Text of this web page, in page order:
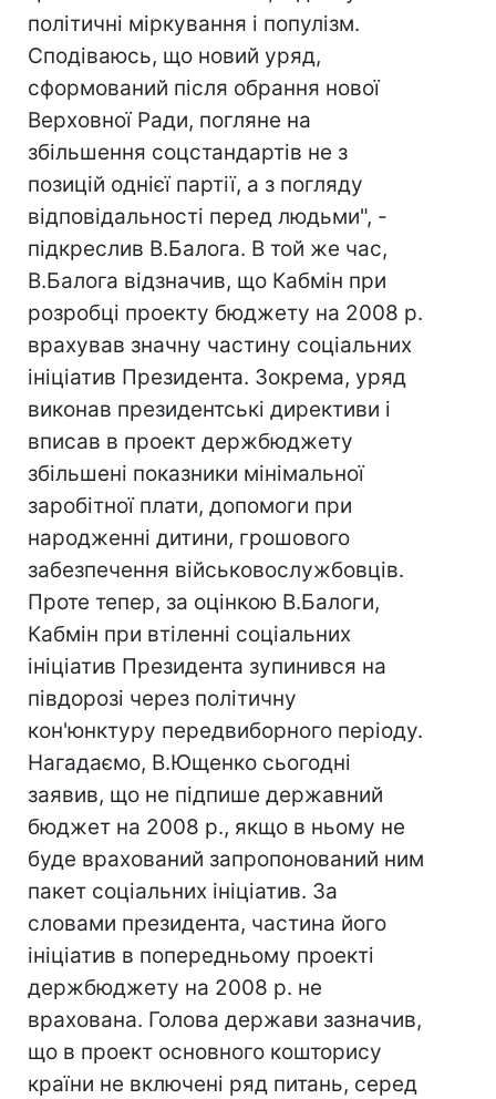
політичні міркування і популізм.
Сподіваюсь, що новий уряд,
сформований після обрання нової
Верховної Ради, погляне на
збільшення соцстандартів не з
позицій однієї партії, а з погляду
відповідальності перед людьми", -
підкреслив В.Балога. В той же час,
В.Балога відзначив, що Кабмін при
розробці проекту бюджету на 2008 р.
врахував значну частину соціальних
ініціатив Президента. Зокрема, уряд
виконав президентські директиви і
вписав в проект держбюджету
збільшені показники мінімальної
заробітної плати, допомоги при
народженні дитини, грошового
забезпечення військовослужбовців.
Проте тепер, за оцінкою В.Балоги,
Кабмін при втіленні соціальних
ініціатив Президента зупинився на
півдорозі через політичну
кон'юнктуру передвиборного періоду.
Нагадаємо, В.Ющенко сьогодні
заявив, що не підпише державний
бюджет на 2008 р., якщо в ньому не
буде врахований запропонований ним
пакет соціальних ініціатив. За
словами президента, частина його
ініціатив в попередньому проекті
держбюджету на 2008 р. не
врахована. Голова держави зазначив,
що в проект основного кошторису
країни не включені ряд питань, серед